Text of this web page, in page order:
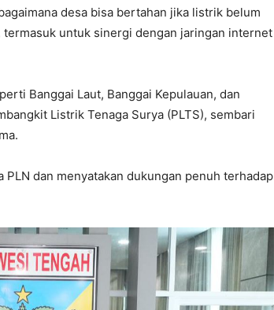
desa bisa bertahan jika listrik belum
untuk sinergi dengan jaringan internet
Banggai Laut, Banggai Kepulauan, dan
Listrik Tenaga Surya (PLTS), sembari
dan menyatakan dukungan penuh terhadap